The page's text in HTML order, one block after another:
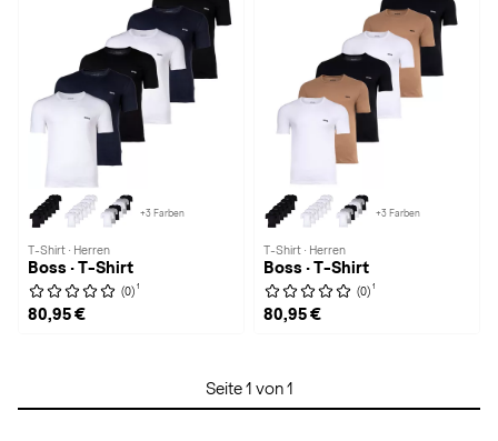
+3 Farben
T-Shirt · Herren
Boss · T-Shirt
(0) 1
80,95 €
+3 Farben
T-Shirt · Herren
Boss · T-Shirt
(0) 1
80,95 €
Seite 1 von 1